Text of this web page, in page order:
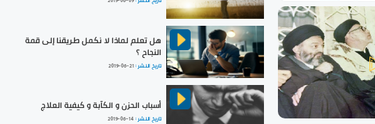
هل تعلم لماذا لا نكمل طريقنا إلى قمة
النجاح ؟
تاريخ النشر :2019-06-21
أسباب الحزن و الكآبة و كيفية العلاج
تاريخ النشر : 2019-06-14